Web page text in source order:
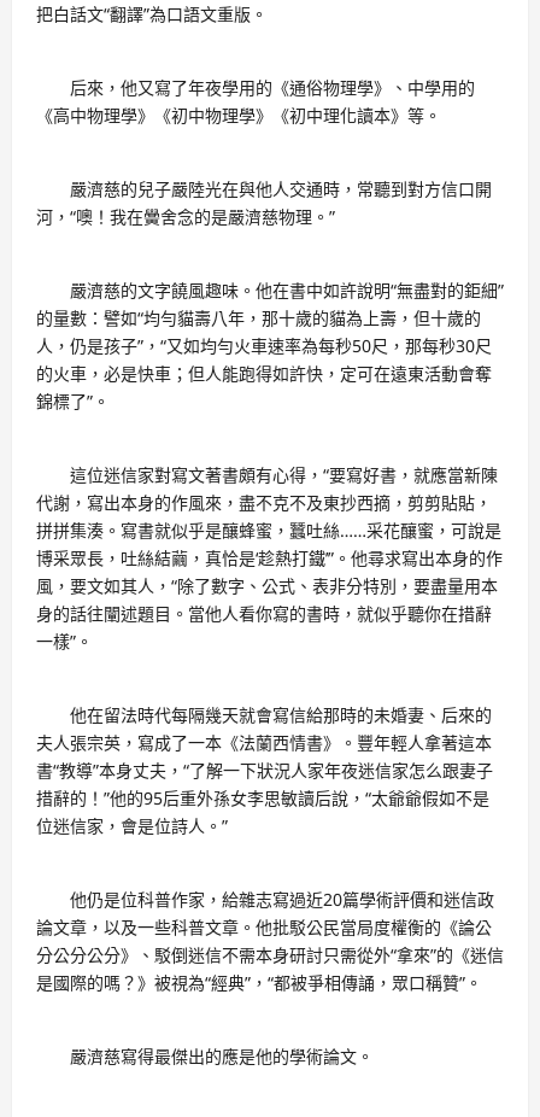
把白話文“翻譯”為口語文重版。
后來，他又寫了年夜學用的《通俗物理學》、中學用的
《高中物理學》《初中物理學》《初中理化讀本》等。
嚴濟慈的兒子嚴陸光在與他人交通時，常聽到對方信口開
河，“噢！我在黌舍念的是嚴濟慈物理。”
嚴濟慈的文字饒風趣味。他在書中如許說明“無盡對的鉅細”
的量數：譬如“均勻貓壽八年，那十歲的貓為上壽，但十歲的
人，仍是孩子”，“又如均勻火車速率為每秒50尺，那每秒30尺
的火車，必是快車；但人能跑得如許快，定可在遠東活動會奪
錦標了”。
這位迷信家對寫文著書頗有心得，“要寫好書，就應當新陳
代謝，寫出本身的作風來，盡不克不及東抄西摘，剪剪貼貼，
拼拼集湊。寫書就似乎是釀蜂蜜，蠶吐絲……采花釀蜜，可說是
博采眾長，吐絲結繭，真恰是‘趁熱打鐵’”。他尋求寫出本身的作
風，要文如其人，“除了數字、公式、表非分特別，要盡量用本
身的話往闡述題目。當他人看你寫的書時，就似乎聽你在措辭
一樣”。
他在留法時代每隔幾天就會寫信給那時的未婚妻、后來的
夫人張宗英，寫成了一本《法蘭西情書》。豐年輕人拿著這本
書“教導”本身丈夫，“了解一下狀況人家年夜迷信家怎么跟妻子
措辭的！”他的95后重外孫女李思敏讀后說，“太爺爺假如不是
位迷信家，會是位詩人。”
他仍是位科普作家，給雜志寫過近20篇學術評價和迷信政
論文章，以及一些科普文章。他批駁公民當局度權衡的《論公
分公分公分》、駁倒迷信不需本身研討只需從外“拿來”的《迷信
是國際的嗎？》被視為“經典”，“都被爭相傳誦，眾口稱贊”。
嚴濟慈寫得最傑出的應是他的學術論文。